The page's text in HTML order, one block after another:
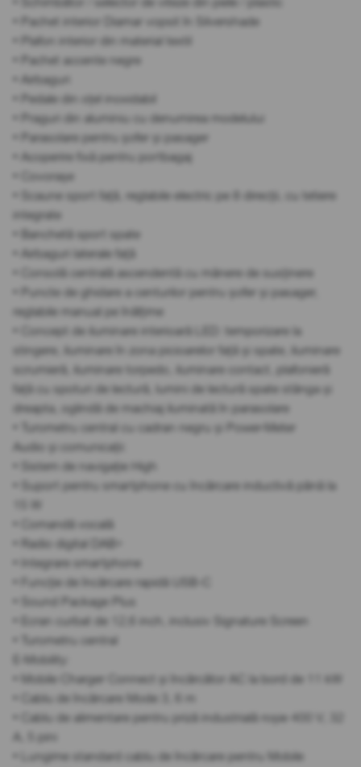
• Pachet interior Diamar vopsit în Silvershade
• Plafon interior din material textil
• Pachet accente negre
• Airbaguri
• Pedale din oțel inoxidabil
• Praguri din aluminiu cu denumirea modelului
• Parasolare pentru șofer și pasager
• Acoperire fixă pentru portbagaj
• Covorașe
• Scaune sport față, reglabile electric pe 8 direcții, cu tetiere
integrate
• Banchetă sport spate
• Airbaguri laterale față
• Consolă centrală ascendentă cu mânere de susținere
• Puncte de ghidare a centurilor pentru șofer și pasager,
reglabile manual pe înălțime
• Concept de iluminare interioară LED: temporizare la
stingere, iluminare în zona picioarelor față și spate, iluminare
scrumieră, iluminare torpedo, iluminare contact, plafonieră
față cu spoturi de lectură, lumini de lectură spate stânga și
dreapta, oglindă de machiaj iluminată în parasolare
• Turometru central cu cadran negru și Power-Meter
Audio și comunicații:
• Sistem de navigație High
• Suport pentru smartphone cu încărcare inductivă până la
• Comandă vocală
• Radio digital DAB+
• Integrare smartphone
• Funcție de încărcare rapidă USB-C
• Sound Package Plus
• Ecran curbat de 12,6 inch, inclusiv Signature Screen
• Turometru central
E-Mobility:
• Mobile Charger Connect și încărcător AC la bord de 11 kW
• Cablu de încărcare Mode 3, 6 m
• Cablu de alimentare pentru priză industrială roșie 400 V, 32
A, 5 pini
• Lungime standard cablu de încărcare pentru Mobile